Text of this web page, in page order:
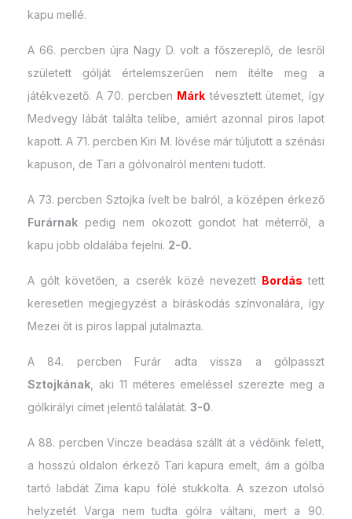
kapu mellé.
A 66. percben újra Nagy D. volt a főszereplő, de lesről
született gólját értelemszerűen nem ítélte meg a
játékvezető. A 70. percben Márk tévesztett ütemet, így
Medvegy lábát találta telibe, amiért azonnal piros lapot
kapott. A 71. percben Kiri M. lövése már túljutott a szénási
kapuson, de Tari a gólvonalról menteni tudott.
A 73. percben Sztojka ívelt be balról, a középen érkező
Furárnak pedig nem okozott gondot hat méterről, a
kapu jobb oldalába fejelni. 2-0.
A gólt követően, a cserék közé nevezett Bordás tett
keresetlen megjegyzést a bíráskodás színvonalára, így
Mezei őt is piros lappal jutalmazta.
A 84. percben Furár adta vissza a gólpasszt
Sztojkának, aki 11 méteres emeléssel szerezte meg a
gólkirályi címet jelentő találatát. 3-0.
A 88. percben Vincze beadása szállt át a védőink felett,
a hosszú oldalon érkező Tari kapura emelt, ám a gólba
tartó labdát Zima kapu fölé stukkolta. A szezon utolsó
helyzetét Varga nem tudta gólra váltani, mert a 90.